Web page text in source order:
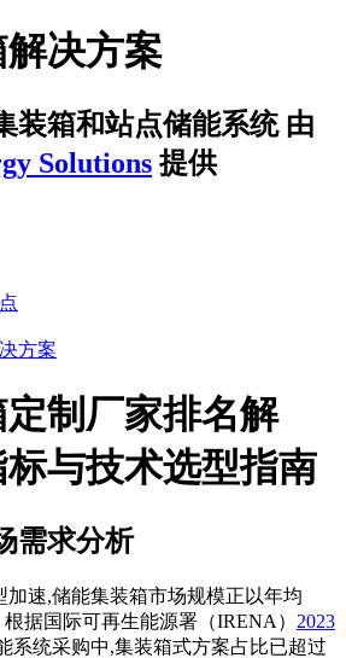
决方案
装箱和站点储能系统 由
Solutions 提供
方案
制厂家排名解
与技术选型指南
需求分析
加速,储能集装箱市场规模正以年均
据国际可再生能源署（IRENA） 2023
系统采购中,集装箱式方案占比已超过